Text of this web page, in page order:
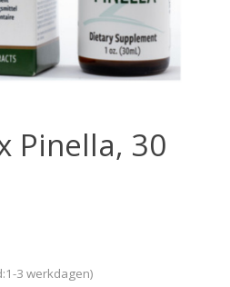
Pinella, 30
3 werkdagen)